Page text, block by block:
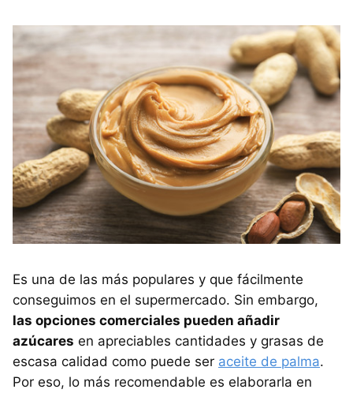
Es una de las más populares y que fácilmente
conseguimos en el supermercado. Sin embargo,
las opciones comerciales pueden añadir
azúcares en apreciables cantidades y grasas de
escasa calidad como puede ser aceite de palma.
Por eso, lo más recomendable es elaborarla en